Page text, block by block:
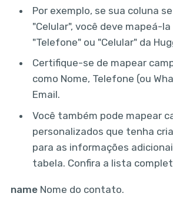
Por exemplo, se sua coluna
"Celular", você deve mapeá-
"Telefone" ou "Celular" da
Certifique-se de mapear
como Nome, Telefone (ou
Email.
Você também pode mapear
personalizados que tenha
para as informações
tabela. Confira a lista
name Nome do contato.